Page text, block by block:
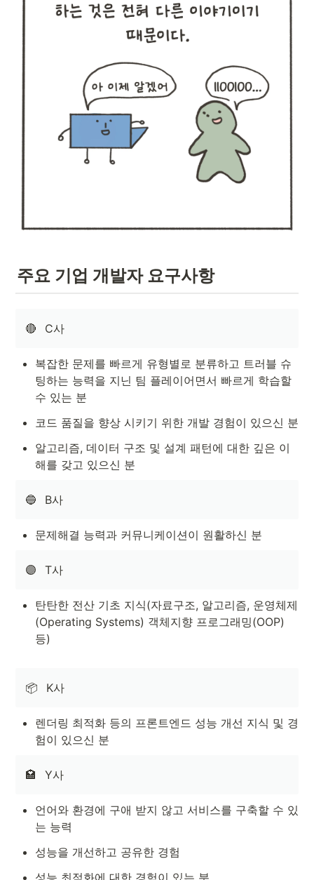
주요 기업 개발자 요구사항
🔴 C사
복잡한 문제를 빠르게 유형별로 분류하고 트러블 슈
팅하는 능력을 지닌 팀 플레이어면서 빠르게 학습할
수 있는 분
코드 품질을 향상 시키기 위한 개발 경험이 있으신 분
알고리즘, 데이터 구조 및 설계 패턴에 대한 깊은 이
해를 갖고 있으신 분
🔵 B사
문제해결 능력과 커뮤니케이션이 원활하신 분
🟣 T사
탄탄한 전산 기초 지식(자료구조, 알고리즘, 운영체제
(Operating Systems) 객체지향 프로그래밍(OOP)
등)
📦 K사
렌더링 최적화 등의 프론트엔드 성능 개선 지식 및 경
험이 있으신 분
🏩 Y사
언어와 환경에 구애 받지 않고 서비스를 구축할 수 있
는 능력
성능을 개선하고 공유한 경험
성능 최적화에 대한 경험이 있는 분